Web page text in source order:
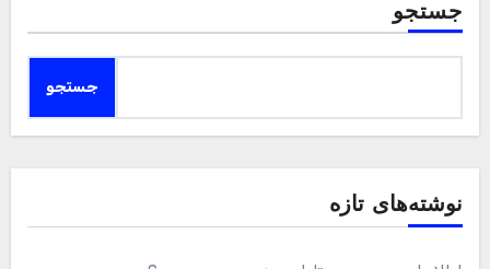
جستجو
جستجو
نوشته‌های تازه